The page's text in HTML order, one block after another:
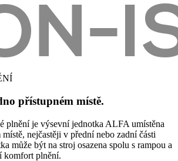
přístupném místě.
plnění je výsevní jednotka ALFA umístěna
nejčastěji v přední nebo zadní části
může být na stroj osazena spolu s rampou a
komfort plnění.